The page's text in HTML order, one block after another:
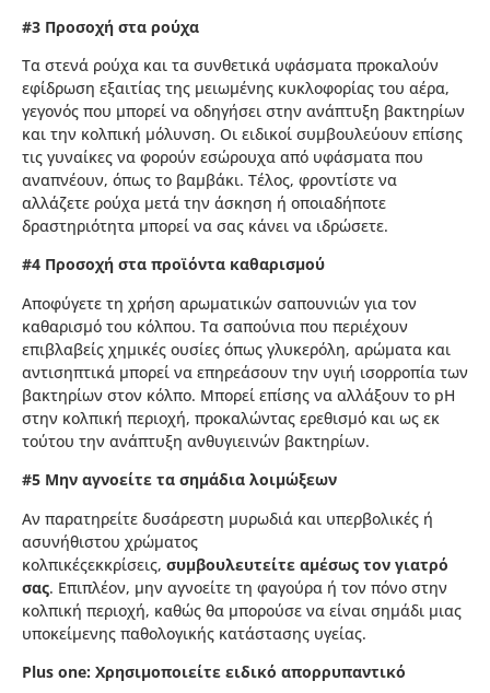
#3 Προσοχή στα ρούχα
Τα στενά ρούχα και τα συνθετικά υφάσματα προκαλούν
εφίδρωση εξαιτίας της μειωμένης κυκλοφορίας του αέρα,
γεγονός που μπορεί να οδηγήσει στην ανάπτυξη βακτηρίων
και την κολπική μόλυνση. Οι ειδικοί συμβουλεύουν επίσης
τις γυναίκες να φορούν εσώρουχα από υφάσματα που
αναπνέουν, όπως το βαμβάκι. Τέλος, φροντίστε να
αλλάζετε ρούχα μετά την άσκηση ή οποιαδήποτε
δραστηριότητα μπορεί να σας κάνει να ιδρώσετε.
#4 Προσοχή στα προϊόντα καθαρισμού
Αποφύγετε τη χρήση αρωματικών σαπουνιών για τον
καθαρισμό του κόλπου. Τα σαπούνια που περιέχουν
επιβλαβείς χημικές ουσίες όπως γλυκερόλη, αρώματα και
αντισηπτικά μπορεί να επηρεάσουν την υγιή ισορροπία των
βακτηρίων στον κόλπο. Μπορεί επίσης να αλλάξουν το pH
στην κολπική περιοχή, προκαλώντας ερεθισμό και ως εκ
τούτου την ανάπτυξη ανθυγιεινών βακτηρίων.
#5 Μην αγνοείτε τα σημάδια λοιμώξεων
Αν παρατηρείτε δυσάρεστη μυρωδιά και υπερβολικές ή
ασυνήθιστου χρώματος
κολπικέςεκκρίσεις, συμβουλευτείτε αμέσως τον γιατρό
σας. Επιπλέον, μην αγνοείτε τη φαγούρα ή τον πόνο στην
κολπική περιοχή, καθώς θα μπορούσε να είναι σημάδι μιας
υποκείμενης παθολογικής κατάστασης υγείας.
Plus one: Χρησιμοποιείτε ειδικό απορρυπαντικό